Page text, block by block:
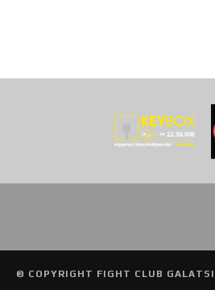
© COPYRIGHT FIGHT CLUB GALATSI